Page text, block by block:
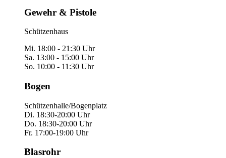
Gewehr & Pistole
Schützenhaus
Mi. 18:00 - 21:30 Uhr
Sa. 13:00 - 15:00 Uhr
So. 10:00 - 11:30 Uhr
Bogen
Schützenhalle/Bogenplatz
Di. 18:30-20:00 Uhr
Do. 18:30-20:00 Uhr
Fr. 17:00-19:00 Uhr
Blasrohr